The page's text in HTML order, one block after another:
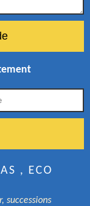
, ECO
successions